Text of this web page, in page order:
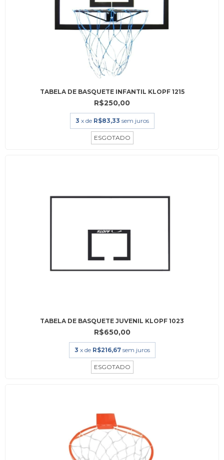
TABELA DE BASQUETE INFANTIL KLOPF 1215
R$250,00
3 x de R$83,33 sem juros
ESGOTADO
TABELA DE BASQUETE JUVENIL KLOPF 1023
R$650,00
3 x de R$216,67 sem juros
ESGOTADO